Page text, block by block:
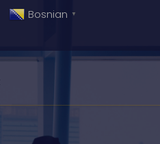
Bosnian ▼